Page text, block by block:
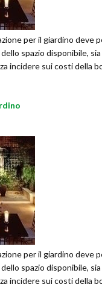
per il giardino deve
spazio disponibile,
incidere sui costi della
per il giardino deve
spazio disponibile,
incidere sui costi della